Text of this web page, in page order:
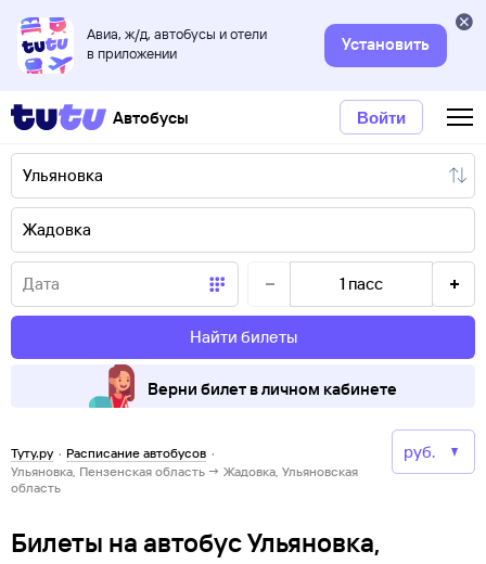
Авиа, ж/д, автобусы и отели
в приложении
Установить
Автобусы Войти
1 пасс
Найти билеты
Верни билет в личном кабинете
Туту.ру · Расписание автобусов ·
Ульяновка, Пензенская область → Жадовка, Ульяновская
область
Билеты на автобус Ульяновка,